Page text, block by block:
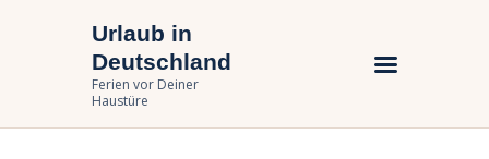
Urlaub in
Deutschland
Ferien vor Deiner
Haustüre
Urlaub in Deutschland
Ferien vor Deiner Haustüre